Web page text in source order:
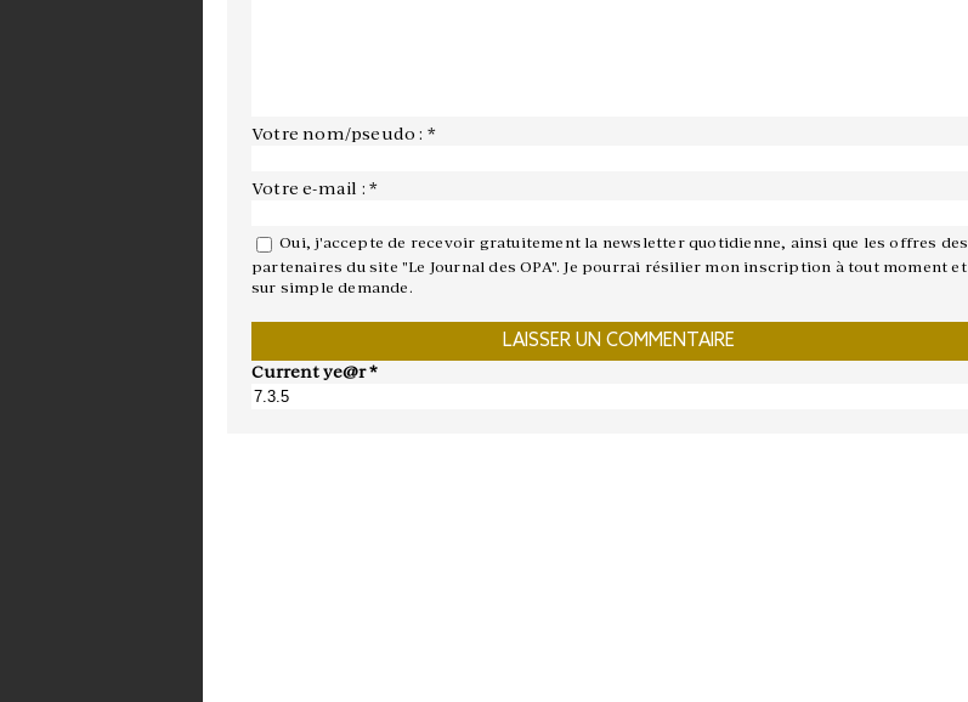
Votre nom/pseudo : *
Votre e-mail : *
Oui, j'accepte de recevoir gratuitement la newsletter quotidienne, ainsi que les offres des
partenaires du site "Le Journal des OPA". Je pourrai résilier mon inscription à tout moment et
sur simple demande.
Current ye@r*